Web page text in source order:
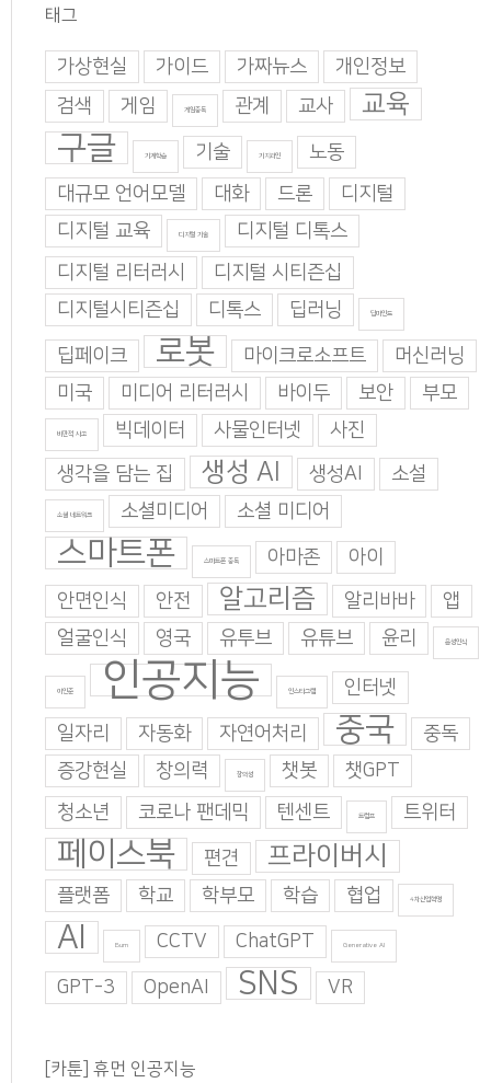
태그
가상현실 가이드 가짜뉴스
개인정보
검색
게임 게임중독 관계 교사 교육
구글 기계학습 기술 기지과인
노동
대규모 언어모델
대화 드론
디지털
디지털 교육
디지털 기술
디지털 디톡스
디지털 리터러시
디지털 시티즌십
디지털시티즌십
디톡스 딥러닝 딥마인드
딥페이크 로봇 마이크로소프트
머신러닝
미국
미디어 리터러시 바이두 보안 부모
비판적 사고 빅데이터 사물인터넷
사진
생각을 담는 집
생성 AI 생성AI 소설
소셜 네트워크 소셜미디어 소셜 미디어
스마트폰 스마트폰 중독 아마존
아이
안면인식
안전 알고리즘 알리바바
앱
얼굴인식
영국 유투브 유튜브 윤리 음성인식
이인준 인공지능 인스타그램 인터넷
일자리 자동화 자연어처리 중국
중독
증강현실
창의력 창의성 챗봇
챗GPT
청소년
코로나 팬데믹 텐센트 트럼프 트위터
페이스북 편견 프라이버시
플랫폼 학교 학부모 학습 협업 4차산업혁명
AI Burn CCTV ChatGPT Generative AI
GPT-3 OpenAI SNS VR
[카툰] 휴먼 인공지능